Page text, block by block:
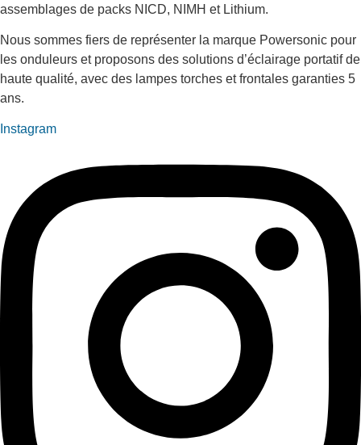
assemblages de packs NICD, NIMH et Lithium.
Nous sommes fiers de représenter la marque Powersonic pour
les onduleurs et proposons des solutions d’éclairage portatif de
haute qualité, avec des lampes torches et frontales garanties 5
ans.
Instagram